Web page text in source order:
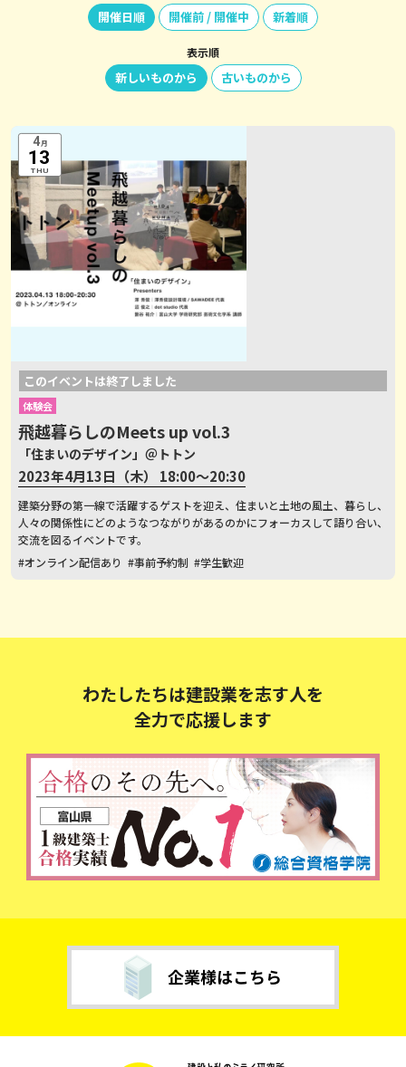
開催日順 開催前 / 開催中 新着順
表示順
新しいものから 古いものから
4月
13
THU
このイベントは終了しました
体験会
飛越暮らしのMeets up vol.3
「住まいのデザイン」＠トトン
2023年4月13日（木） 18:00～20:30
建築分野の第一線で活躍するゲストを迎え、住まいと土地の風土、暮らし、
人々の関係性にどのようなつながりがあるのかにフォーカスして語り合い、
交流を図るイベントです。
#オンライン配信あり #事前予約制 #学生歓迎
わたしたちは建設業を志す人を
全力で応援します